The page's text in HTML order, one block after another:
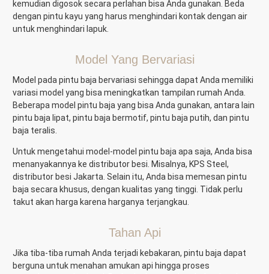
kemudian digosok secara perlahan bisa Anda gunakan. Beda
dengan pintu kayu yang harus menghindari kontak dengan air
untuk menghindari lapuk.
Model Yang Bervariasi
Model pada pintu baja bervariasi sehingga dapat Anda memiliki
variasi model yang bisa meningkatkan tampilan rumah Anda.
Beberapa model pintu baja yang bisa Anda gunakan, antara lain
pintu baja lipat, pintu baja bermotif, pintu baja putih, dan pintu
baja teralis.
Untuk mengetahui model-model pintu baja apa saja, Anda bisa
menanyakannya ke distributor besi. Misalnya, KPS Steel,
distributor besi Jakarta. Selain itu, Anda bisa memesan pintu
baja secara khusus, dengan kualitas yang tinggi. Tidak perlu
takut akan harga karena harganya terjangkau.
Tahan Api
Jika tiba-tiba rumah Anda terjadi kebakaran, pintu baja dapat
berguna untuk menahan amukan api hingga proses